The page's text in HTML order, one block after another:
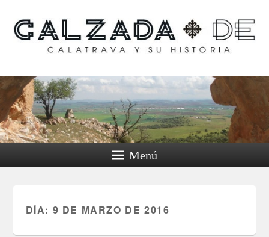
Calzada de Calatrava y
su historia
Menú
DÍA: 9 DE MARZO DE 2016